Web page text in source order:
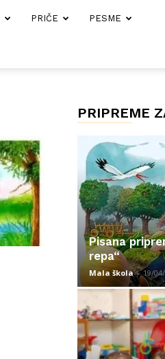
PRIČE PESME
PRIPREME
Pisana
repa“
Mala škola - 19/